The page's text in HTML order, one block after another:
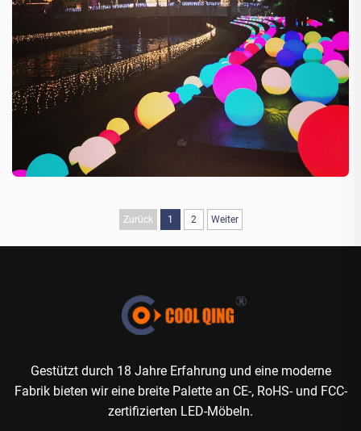
Zurück 1 2 Weiter
Gestützt durch 18 Jahre Erfahrung und eine moderne
Fabrik bieten wir eine breite Palette an CE-, RoHS- und FCC-
zertifizierten LED-Möbeln.